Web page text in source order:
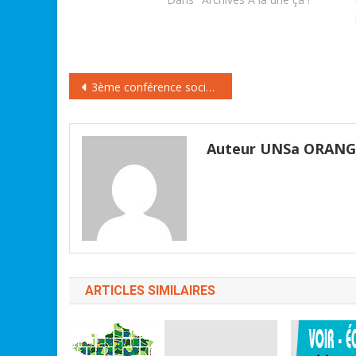
Navigation
de
l’article
3ème conférence sociale : L’UNSA atteint ses objectifs
Auteur UNSa
ARTICLES SIMILAIRES